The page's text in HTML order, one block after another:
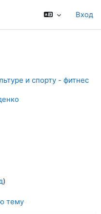
Вход
и спорту - фитнес
)
тему